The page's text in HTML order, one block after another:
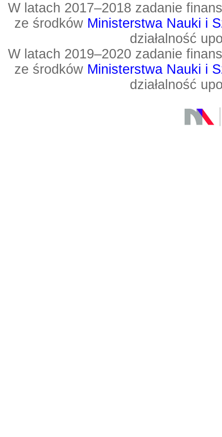
W latach 2017–2018 zadanie
ze środków Ministerstwa Nauki i
działalność
W latach 2019–2020 zadanie
ze środków Ministerstwa Nauki i
działalność